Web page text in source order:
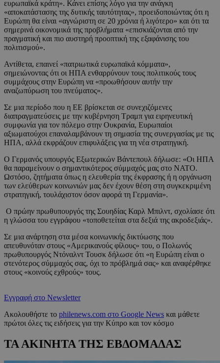
ευρωπαϊκά κράτη». Κάνει επίσης λόγο για την ανάγκη
«αποκατάστασης της δυτικής ταυτότητας», προειδοποιώντας ότι η
Ευρώπη θα είναι «αγνώριστη σε 20 χρόνια ή λιγότερο» και ότι τα
σημερινά οικονομικά της προβλήματα «επισκιάζονται από την
πραγματική και πιο αυστηρή προοπτική της εξαφάνισης του
πολιτισμού».
Αντίθετα, επαινεί «πατριωτικά ευρωπαϊκά κόμματα»,
σημειώνοντας ότι οι ΗΠΑ ενθαρρύνουν τους πολιτικούς τους
συμμάχους στην Ευρώπη να «προωθήσουν αυτήν την
αναζωπύρωση του πνεύματος».
Σε μια περίοδο που η ΕΕ βρίσκεται σε συνεχιζόμενες
διαπραγματεύσεις με την κυβέρνηση Τραμπ για ειρηνευτική
συμφωνία για τον πόλεμο στην Ουκρανία, Ευρωπαίοι
αξιωματούχοι επαναλαμβάνουν τη σημασία της συνεργασίας με τις
ΗΠΑ, αλλά εκφράζουν επιφυλάξεις για τη νέα στρατηγική.
Ο Γερμανός υπουργός Εξωτερικών Βάντεπουλ δήλωσε: «Οι ΗΠΑ
θα παραμείνουν ο σημαντικότερος σύμμαχός μας στο ΝΑΤΟ.
Ωστόσο, ζητήματα όπως η ελευθερία της έκφρασης ή η οργάνωση
των ελεύθερων κοινωνιών μας δεν έχουν θέση στη συγκεκριμένη
στρατηγική, τουλάχιστον όσον αφορά τη Γερμανία».
Ο πρώην πρωθυπουργός της Σουηδίας Καρλ Μπιλντ, σχολίασε ότι
η γλώσσα του εγγράφου «τοποθετείται στα δεξιά της ακροδεξιάς».
Σε μια ανάρτηση στα μέσα κοινωνικής δικτύωσης που
απευθυνόταν στους «Αμερικανούς φίλους» του, ο Πολωνός
πρωθυπουργός Ντόναλντ Τουσκ δήλωσε ότι «η Ευρώπη είναι ο
στενότερος σύμμαχός σας, όχι το πρόβλημά σας» και αναφέρθηκε
στους «κοινούς εχθρούς» τους.
Εγγραφή στο Newsletter
Ακολουθήστε το philenews.com στο Google News και μάθετε
πρώτοι όλες τις ειδήσεις για την Κύπρο και τον κόσμο
ΤΑ ΑΚΙΝΗΤΑ ΤΗΣ ΕΒΔΟΜΑΔΑΣ